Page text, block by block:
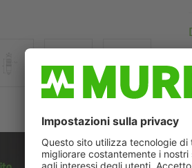
Il prodotto può differire dall'immagine